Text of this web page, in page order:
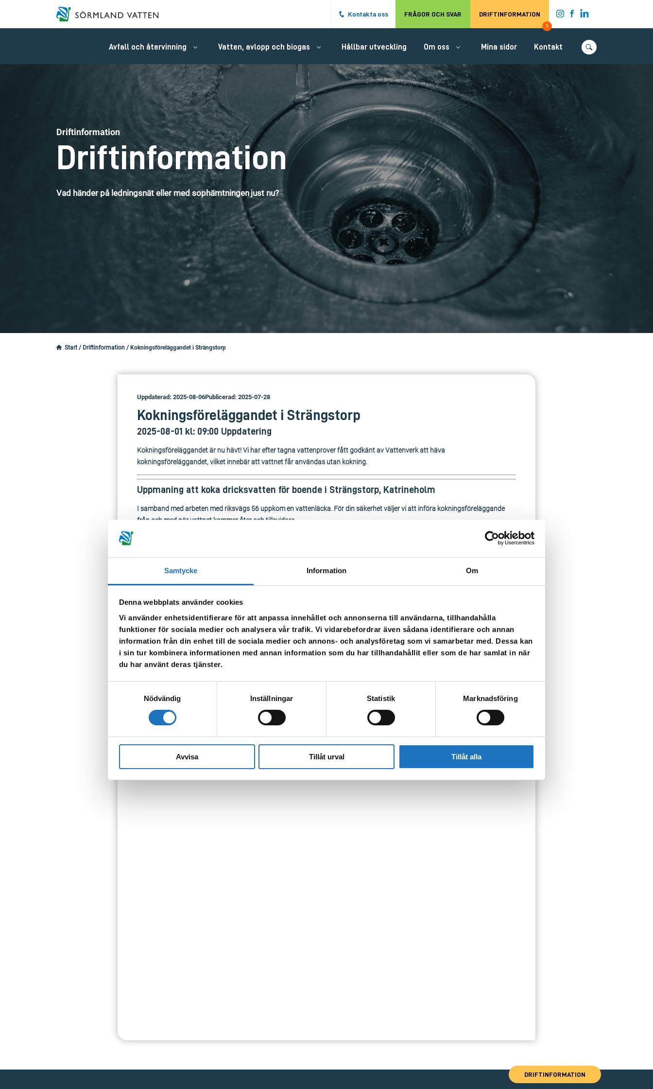
Samtycke Information Om
Denna webbplats använder cookies
Vi använder enhetsidentifierare för att anpassa innehållet och annonserna till användarna, tillhandahålla
funktioner för sociala medier och analysera vår trafik. Vi vidarebefordrar även sådana identifierare och annan
information från din enhet till de sociala medier och annons- och analysföretag som vi samarbetar med. Dessa kan
i sin tur kombinera informationen med annan information som du har tillhandahållit eller som de har samlat in när
du har använt deras tjänster.
Nödvändig
Inställningar Statistik Marknadsföring
Avvisa Tillåt urval Tillåt alla
Hoppa till det huvudsakliga innehållet.
Kontakta oss FRÅGOR OCH SVAR DRIFTINFORMATION
1
Avfall och återvinning Vatten, avlopp och biogas Hållbar utveckling Om oss Mina sidor Kontakt
Driftinformation
Driftinformation
Vad händer på ledningsnät eller med sophämtningen just nu?
Start / Driftinformation / Kokningsföreläggandet i Strängstorp
Uppdaterad: 2025-08-06Publicerad: 2025-07-28
Kokningsföreläggandet i Strängstorp
2025-08-01 kl: 09:00 Uppdatering
Kokningsföreläggandet är nu hävt! Vi har efter tagna vattenprover fått godkänt av Vattenverk att häva
kokningsföreläggandet, vilket innebär att vattnet får användas utan kokning.
Uppmaning att koka dricksvatten för boende i Strängstorp, Katrineholm
I samband med arbeten med riksvägs 56 uppkom en vattenläcka. För din säkerhet väljer vi att införa kokningsföreläggande
från och med när vattnet kommer åter och tillsvidare.
Allt vatten som ska användas till dryck, matlagning och tandborstning måste därför kokas före användning. Det går däremot
bra att använda vattnet till tvätt och övrig hygien.
Kokningsföreläggandet gäller tills ny information meddelas. Följ uppdatering på vår hemsida.
Sörmland Vatten tar prover på tisd 29 juli och onsd 30 juli
Vattenkärra finns placerad vid lekparken och en till vattenkärra kommer finnas vid Malmvägen runt ca kl 20:00
TILLBAKA
Anmäl dig till vår sms-tjänst.
Vår sms-tjänst använder vi enbart för att kunna informera dig om driftstörningar och andra händelser som kan påverka dig
som fastighetsägare.
DRIFTINFORMATION